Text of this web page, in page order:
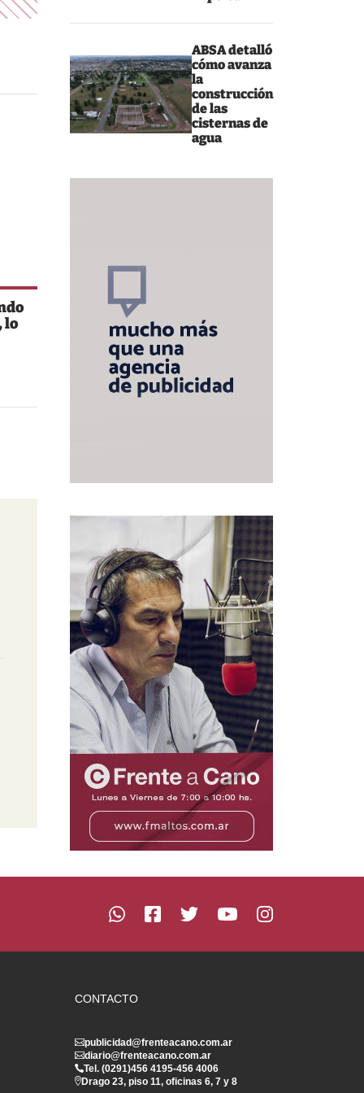
ABSA detalló
cómo avanza
la
construcción
de las
cisternas de
agua
lo
CONTACTO
publicidad@frenteacano.com.ar
diario@frenteacano.com.ar
Tel. (0291)456 4195-456 4006
Drago 23, piso 11, oficinas 6, 7 y 8